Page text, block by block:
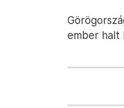
ember halt